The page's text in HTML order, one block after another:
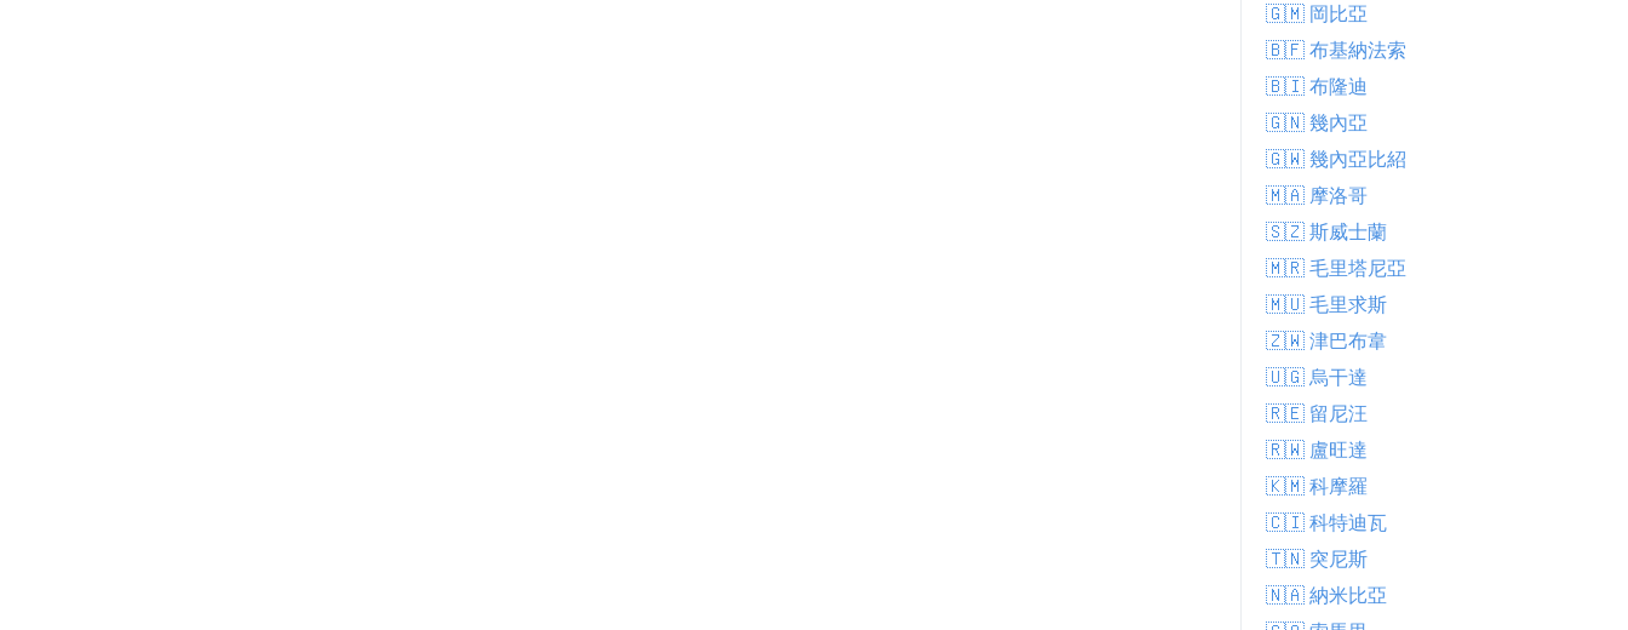
🇬🇲 岡比亞
🇧🇫 布基納法索
🇧🇮 布隆迪
🇬🇳 幾內亞
🇬🇼 幾內亞比紹
🇲🇦 摩洛哥
🇸🇿 斯威士蘭
🇲🇷 毛里塔尼亞
🇲🇺 毛里求斯
🇿🇼 津巴布韋
🇺🇬 烏干達
🇷🇪 留尼汪
🇷🇼 盧旺達
🇰🇲 科摩羅
🇨🇮 科特迪瓦
🇹🇳 突尼斯
🇳🇦 納米比亞